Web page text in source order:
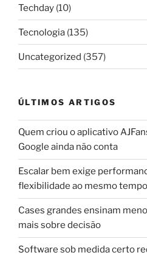
Techday (10)
Tecnologia (135)
Uncategorized (357)
ÚLTIMOS ARTIGOS
Quem criou o aplicativo
Google ainda não conta
Escalar bem exige
flexibilidade ao mesmo tempo
Cases grandes ensinam
mais sobre decisão
Software sob medida certo